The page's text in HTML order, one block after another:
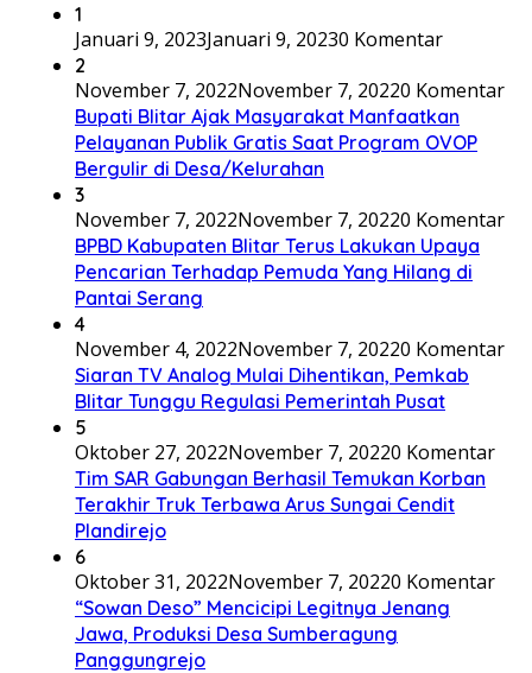
1
Januari 9, 2023Januari 9, 20230 Komentar
2
November 7, 2022November 7, 20220 Komentar
Bupati Blitar Ajak Masyarakat Manfaatkan
Pelayanan Publik Gratis Saat Program OVOP
Bergulir di Desa/Kelurahan
3
November 7, 2022November 7, 20220 Komentar
BPBD Kabupaten Blitar Terus Lakukan Upaya
Pencarian Terhadap Pemuda Yang Hilang di
Pantai Serang
4
November 4, 2022November 7, 20220 Komentar
Siaran TV Analog Mulai Dihentikan, Pemkab
Blitar Tunggu Regulasi Pemerintah Pusat
5
Oktober 27, 2022November 7, 20220 Komentar
Tim SAR Gabungan Berhasil Temukan Korban
Terakhir Truk Terbawa Arus Sungai Cendit
Plandirejo
6
Oktober 31, 2022November 7, 20220 Komentar
“Sowan Deso” Mencicipi Legitnya Jenang
Jawa, Produksi Desa Sumberagung
Panggungrejo